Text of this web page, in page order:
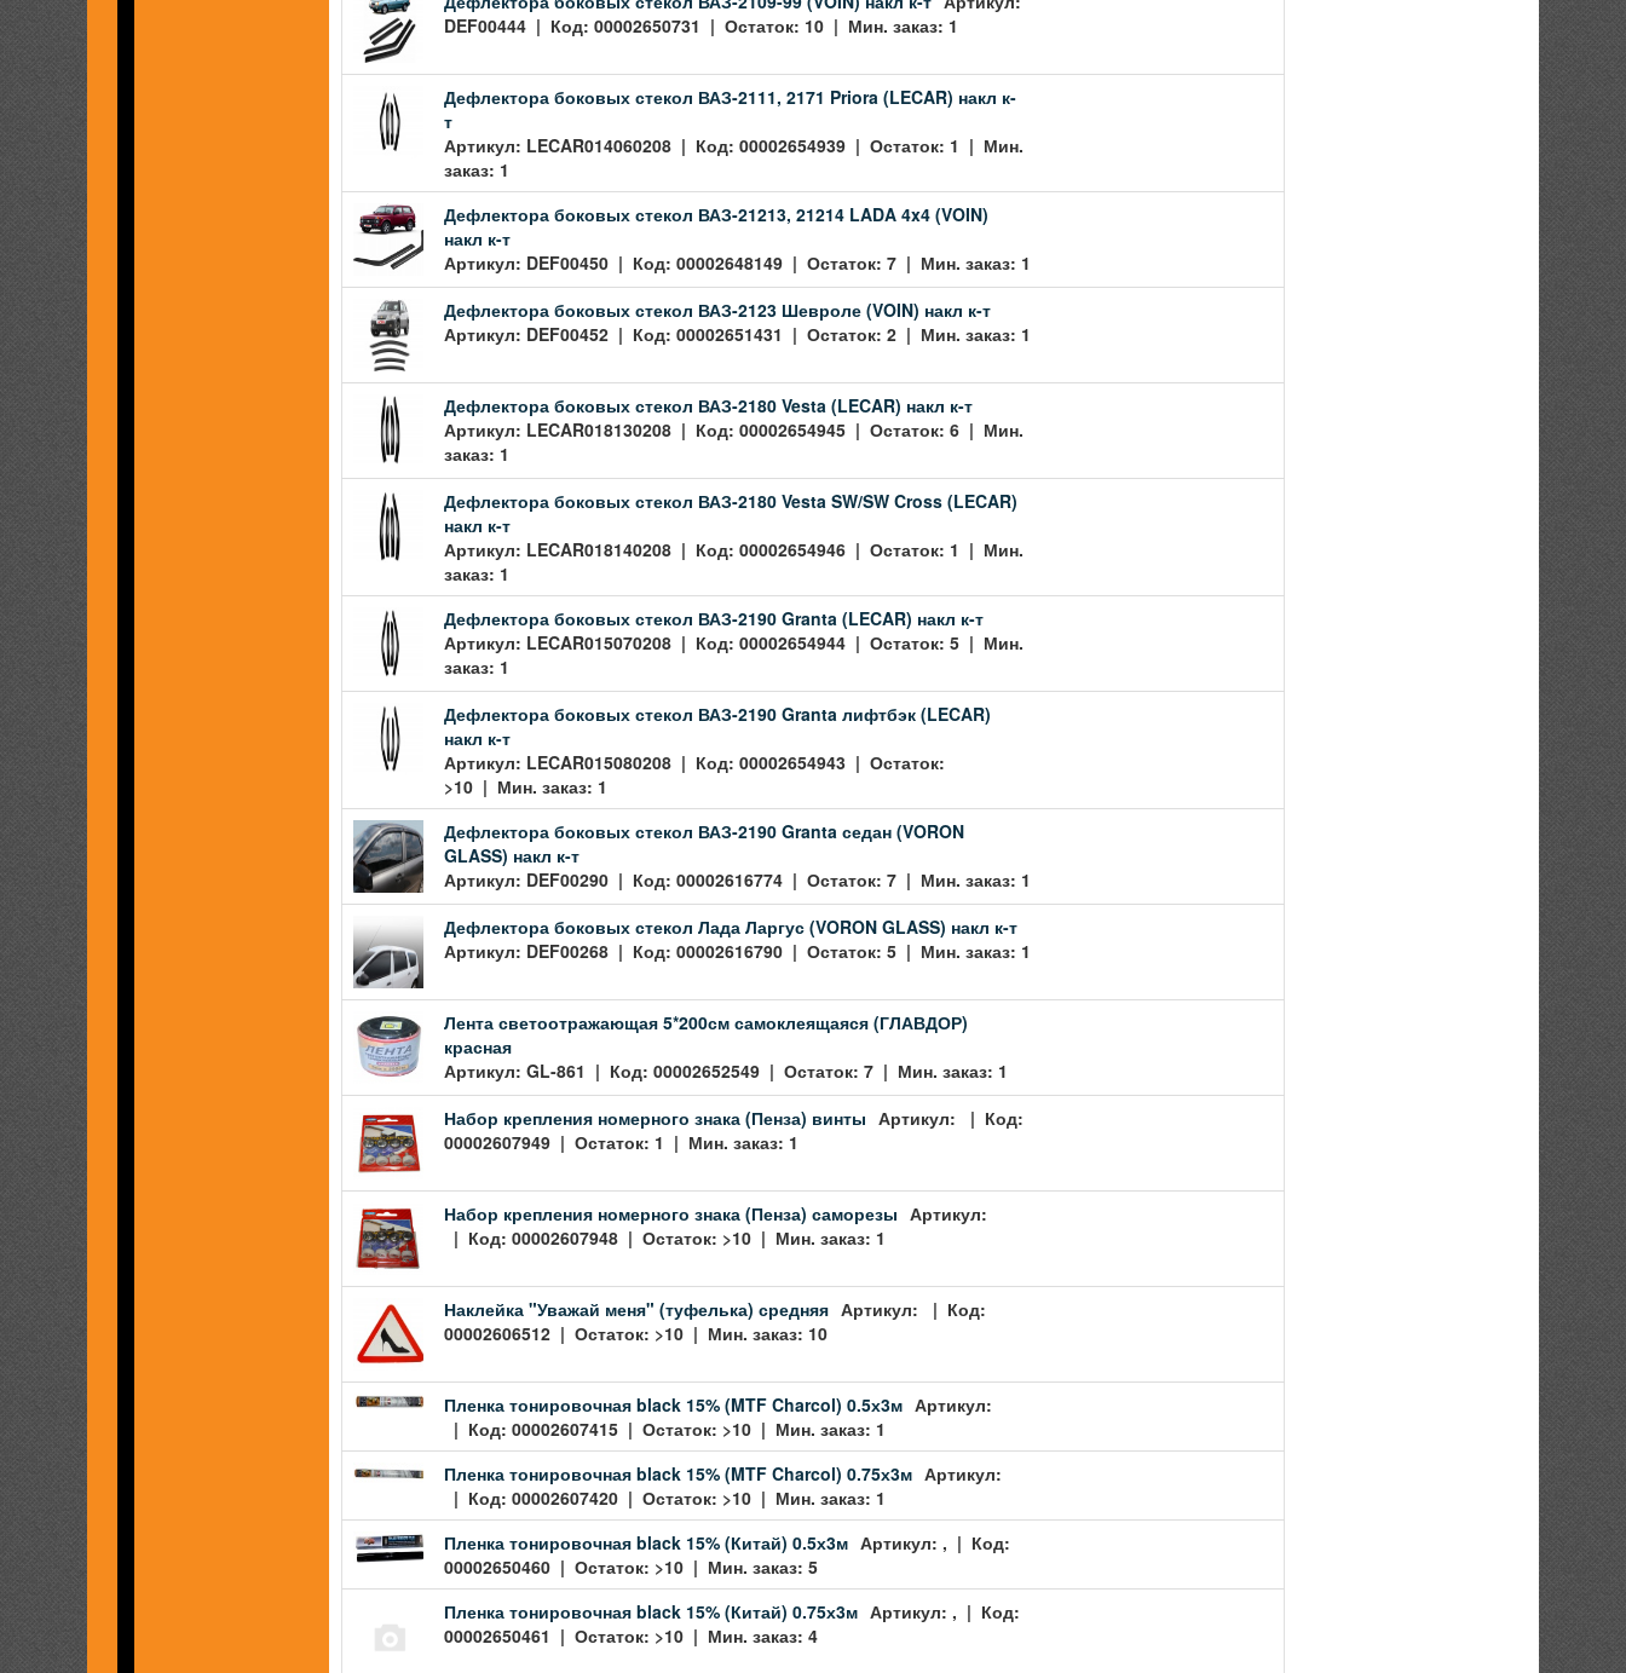
DEF00444 | Код: 00002650731 | Остаток: 10 | Мин. заказ: 1
Дефлектора боковых стекол ВАЗ-2111, 2171 Priora (LECAR) накл к-
т
Артикул: LECAR014060208 | Код: 00002654939 | Остаток: 1 | Мин.
заказ: 1
Дефлектора боковых стекол ВАЗ-21213, 21214 LADA 4x4 (VOIN)
накл к-т
Артикул: DEF00450 | Код: 00002648149 | Остаток: 7 | Мин. заказ: 1
Дефлектора боковых стекол ВАЗ-2123 Шевроле (VOIN) накл к-т
Артикул: DEF00452 | Код: 00002651431 | Остаток: 2 | Мин. заказ: 1
Дефлектора боковых стекол ВАЗ-2180 Vesta (LECAR) накл к-т
Артикул: LECAR018130208 | Код: 00002654945 | Остаток: 6 | Мин.
заказ: 1
Дефлектора боковых стекол ВАЗ-2180 Vesta SW/SW Cross (LECAR)
накл к-т
Артикул: LECAR018140208 | Код: 00002654946 | Остаток: 1 | Мин.
заказ: 1
Дефлектора боковых стекол ВАЗ-2190 Granta (LECAR) накл к-т
Артикул: LECAR015070208 | Код: 00002654944 | Остаток: 5 | Мин.
заказ: 1
Дефлектора боковых стекол ВАЗ-2190 Granta лифтбэк (LECAR)
накл к-т
Артикул: LECAR015080208 | Код: 00002654943 | Остаток:
>10 | Мин. заказ: 1
Дефлектора боковых стекол ВАЗ-2190 Granta седан (VORON
GLASS) накл к-т
Артикул: DEF00290 | Код: 00002616774 | Остаток: 7 | Мин. заказ: 1
Дефлектора боковых стекол Лада Ларгус (VORON GLASS) накл к-т
Артикул: DEF00268 | Код: 00002616790 | Остаток: 5 | Мин. заказ: 1
Лента светоотражающая 5*200см самоклеящаяся (ГЛАВДОР)
красная
Артикул: GL-861 | Код: 00002652549 | Остаток: 7 | Мин. заказ: 1
Набор крепления номерного знака (Пенза) винты Артикул: | Код:
00002607949 | Остаток: 1 | Мин. заказ: 1
Набор крепления номерного знака (Пенза) саморезы Артикул:
| Код: 00002607948 | Остаток: >10 | Мин. заказ: 1
Наклейка "Уважай меня" (туфелька) средняя Артикул: | Код:
00002606512 | Остаток: >10 | Мин. заказ: 10
Пленка тонировочная black 15% (MTF Charcol) 0.5х3м Артикул:
| Код: 00002607415 | Остаток: >10 | Мин. заказ: 1
Пленка тонировочная black 15% (MTF Charcol) 0.75х3м Артикул:
| Код: 00002607420 | Остаток: >10 | Мин. заказ: 1
Пленка тонировочная black 15% (Китай) 0.5х3м Артикул: , | Код:
00002650460 | Остаток: >10 | Мин. заказ: 5
Пленка тонировочная black 15% (Китай) 0.75х3м Артикул: , | Код:
00002650461 | Остаток: >10 | Мин. заказ: 4